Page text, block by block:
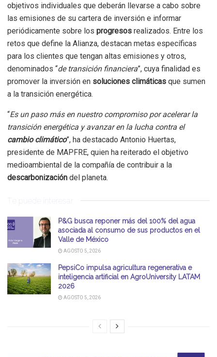
objetivos individuales que deberán llevarse a cabo sobre
las emisiones de su cartera de inversión e informar
periódicamente sobre los progresos realizados. Entre los
retos que define la Alianza, destacan metas específicas
para los clientes que tengan altas emisiones y otros,
denominados “de transición financiera”, cuya finalidad es
promover la inversión en soluciones climáticas que sumen
a la transición energética.
“Es un paso más en nuestro compromiso por acelerar la
transición energética y avanzar en la lucha contra el
cambio climático”, ha destacado Antonio Huertas,
presidente de MAPFRE, quien ha reiterado el objetivo
medioambiental de la compañía de contribuir a la
descarbonización del planeta.
Te puede interesar
P&G busca reponer más del 100% del agua
asociada al consumo de sus productos en el
Valle de México
AGOSTO 5, 2026
PepsiCo impulsa agricultura regenerativa e
inteligencia artificial en AgroUniversity LATAM
2026
AGOSTO 5, 2026